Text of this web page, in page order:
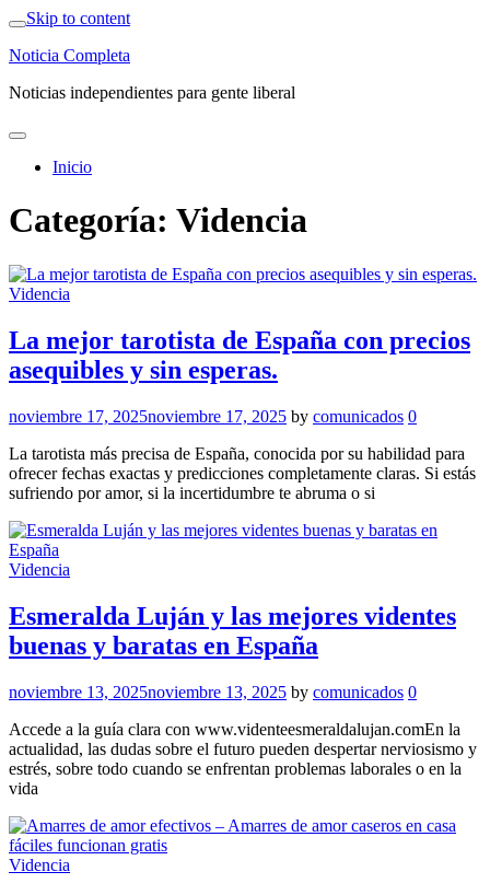
Skip to content
Noticia Completa
Noticias independientes para gente liberal
Inicio
Categoría: Videncia
Videncia
La mejor tarotista de España con precios
asequibles y sin esperas.
noviembre 17, 2025noviembre 17, 2025 by comunicados 0
La tarotista más precisa de España, conocida por su habilidad para
ofrecer fechas exactas y predicciones completamente claras. Si estás
sufriendo por amor, si la incertidumbre te abruma o si
Videncia
Esmeralda Luján y las mejores videntes
buenas y baratas en España
noviembre 13, 2025noviembre 13, 2025 by comunicados 0
Accede a la guía clara con www.videnteesmeraldalujan.comEn la
actualidad, las dudas sobre el futuro pueden despertar nerviosismo y
estrés, sobre todo cuando se enfrentan problemas laborales o en la
vida
Videncia